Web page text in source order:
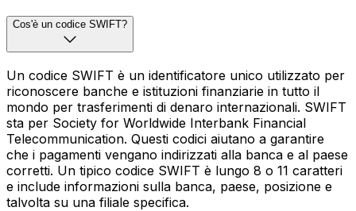
Cos'è un codice SWIFT?
Un codice SWIFT è un identificatore unico utilizzato per
riconoscere banche e istituzioni finanziarie in tutto il
mondo per trasferimenti di denaro internazionali. SWIFT
sta per Society for Worldwide Interbank Financial
Telecommunication. Questi codici aiutano a garantire
che i pagamenti vengano indirizzati alla banca e al paese
corretti. Un tipico codice SWIFT è lungo 8 o 11 caratteri
e include informazioni sulla banca, paese, posizione e
talvolta su una filiale specifica.